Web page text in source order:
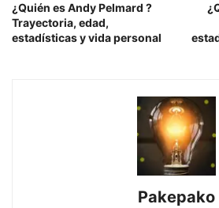
¿Quién es Andy Pelmard ?
Trayectoria, edad,
estadísticas y vida personal
Pakepako